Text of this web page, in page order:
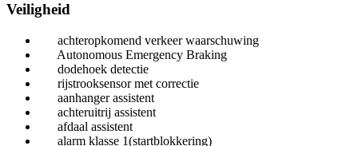
Veiligheid
achteropkomend verkeer waarschuwing
Autonomous Emergency Braking
dodehoek detectie
rijstrooksensor met correctie
aanhanger assistent
achteruitrij assistent
afdaal assistent
alarm klasse 1(startblokkering)